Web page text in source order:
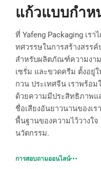
แก้วแบบกำห
ที่ Yafeng Packaging เร
ทศวรรษในการสร้างสรร
สำหรับผลิตภัณฑ์ความงา
เซรั่ม และขวดครีม ตั้งอยู่
กวน ประเทศจีน เราพร้อ
ด้วยความมีประสิทธิภาพแ
ชื่อเสียงอันยาวนานของเ
พื้นฐานของความไว้วางใ
นวัตกรรม.
การสอบถามออนไลน์